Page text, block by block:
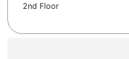
2nd Floor